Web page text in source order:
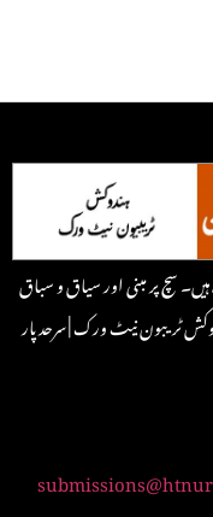
سچ پر مبنی اور سیاق و سباق
ٹریبون نیٹ ورک | سرحد پار